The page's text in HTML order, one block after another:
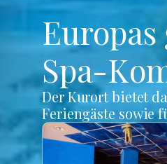
Spa-
Der Kurort bietet
Feriengäste sowie